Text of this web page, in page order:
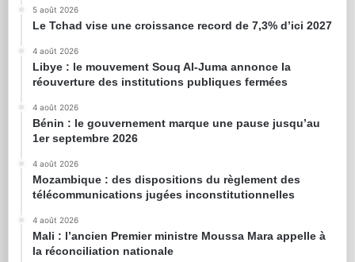
5 août 2026
Le Tchad vise une croissance record de 7,3% d’ici 2027
4 août 2026
Libye : le mouvement Souq Al-Juma annonce la
réouverture des institutions publiques fermées
4 août 2026
Bénin : le gouvernement marque une pause jusqu’au
1er septembre 2026
4 août 2026
Mozambique : des dispositions du règlement des
télécommunications jugées inconstitutionnelles
4 août 2026
Mali : l’ancien Premier ministre Moussa Mara appelle à
la réconciliation nationale